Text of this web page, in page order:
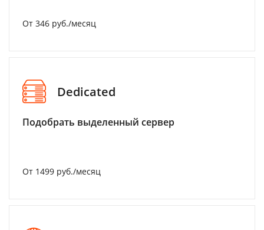
От 346 руб./месяц
Dedicated
Подобрать выделенный сервер
От 1499 руб./месяц